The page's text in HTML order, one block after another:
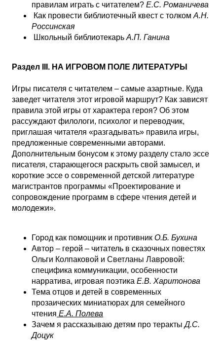
правилам играть с читателем? Е.С. Романичева
Как провести библиотечный квест с толком А.Н.
Россинская
Школьный библиотекарь А.П. Ганина
Раздел III. НА ИГРОВОМ ПОЛЕ ЛИТЕРАТУРЫ
Игры писателя с читателем – самые азартные. Куда
заведет читателя этот игровой маршрут? Как зависят
правила этой игры от характера героя? Об этом
рассуждают филологи, психолог и переводчик,
приглашая читателя «разгадывать» правила игры,
предложенные современными авторами.
Дополнительным бонусом к этому разделу стало эссе
писателя, старающегося раскрыть свой замысел, и
короткие эссе о современной детской литературе
магистрантов программы «Проектирование и
сопровождение программ в сфере чтения детей и
молодежи».
Город как помощник и противник О.Б. Бухина
Автор – герой – читатель в сказочных повестях
Ольги Колпаковой и Светланы Лавровой:
специфика коммуникации, особенности
нарратива, игровая поэтика Е.В. Харитонова
Тема отцов и детей в современных
прозаических миниатюрах для семейного
чтения Е.А. Полева
Зачем я рассказываю детям про терактыД.С.
Доцук